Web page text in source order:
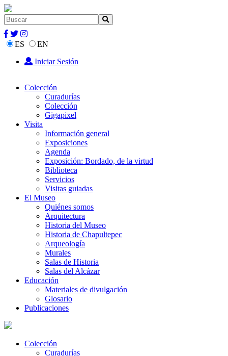
ES
EN
Iniciar Sesión
Colección
Curadurías
Colección
Gigapixel
Visita
Información general
Exposiciones
Agenda
Exposición: Bordado, de la virtud
Biblioteca
Servicios
Visitas guiadas
El Museo
Quiénes somos
Arquitectura
Historia del Museo
Historia de Chapultepec
Arqueología
Murales
Salas de Historia
Salas del Alcázar
Educación
Materiales de divulgación
Glosario
Publicaciones
Colección
Curadurías